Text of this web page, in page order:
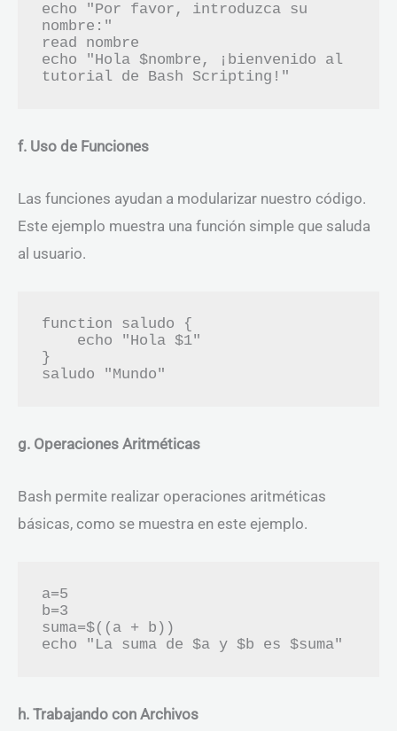
echo "Por favor, introduzca su
nombre:"
read nombre
echo "Hola $nombre, ¡bienvenido al
f. Uso de Funciones
Las funciones ayudan a modularizar nuestro código.
Este ejemplo muestra una función simple que saluda
al usuario.
function saludo {
}
g. Operaciones Aritméticas
Bash permite realizar operaciones aritméticas
básicas, como se muestra en este ejemplo.
a=5
b=3
suma=$((a + b))
h. Trabajando con Archivos